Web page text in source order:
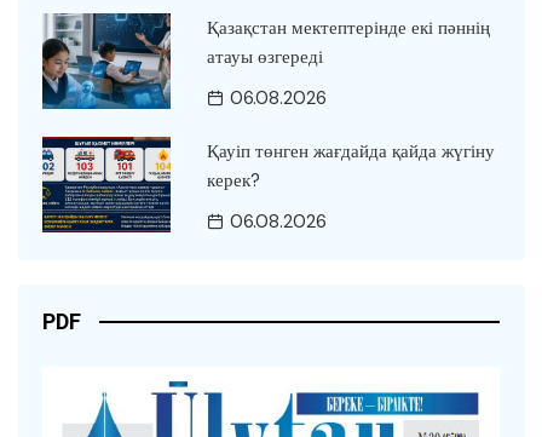
Қазақстан мектептерінде екі пәннің
атауы өзгереді
06.08.2026
Қауіп төнген жағдайда қайда жүгіну
керек?
06.08.2026
PDF